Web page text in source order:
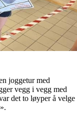
joggetur med
vegg i vegg med
det to løyper å velge